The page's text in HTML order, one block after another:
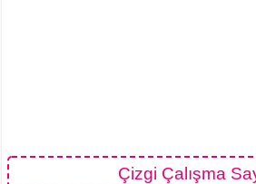
Çizgi Çalışma